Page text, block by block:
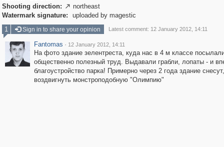
Shooting direction:  northeast
Watermark signature:
uploaded by magestic
1
Sign in to share your opinion Latest comment: 12 January 2012, 14:11
Fantomas · 12 January 2012, 14:11
На фото здание зелентреста, куда нас в 4 м классе
общественно полезный труд. Выдавали грабли, лопаты - и
благоустройство парка! Примерно через 2 года здание
воздвигнуть монстроподобную "Олимпию"